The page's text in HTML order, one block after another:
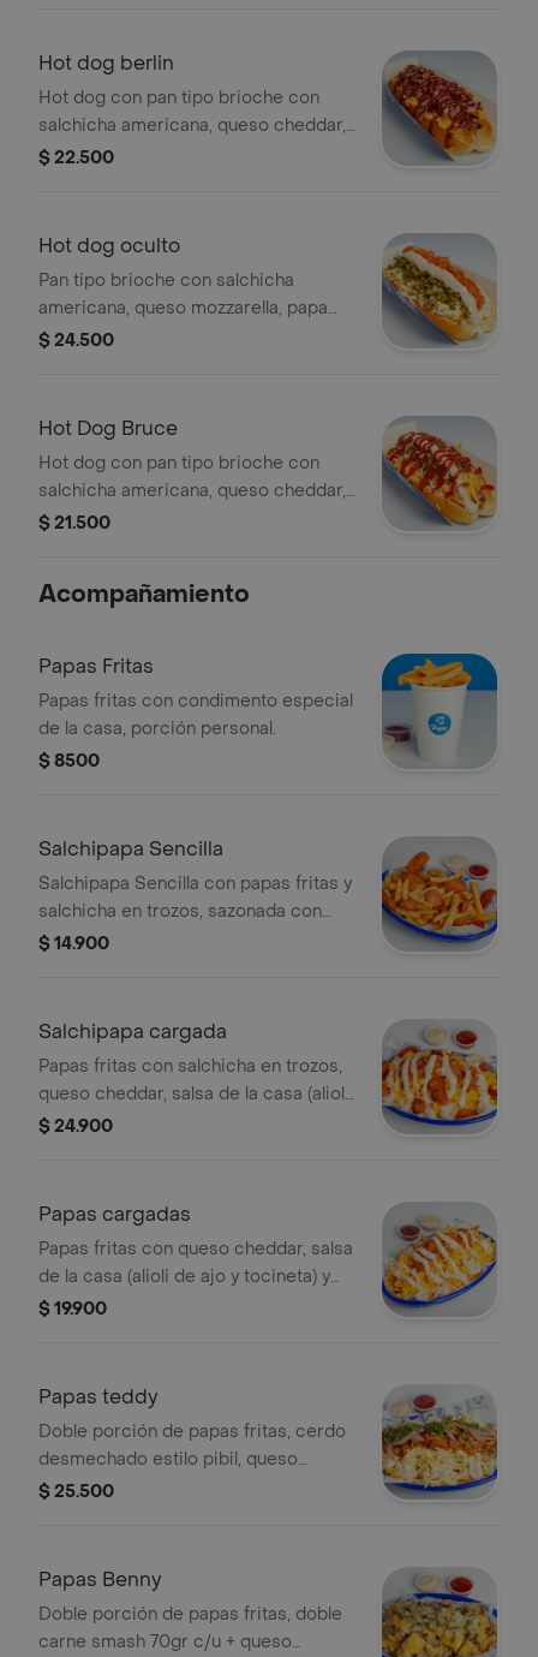
Hot dog berlin
Hot dog con pan tipo brioche con
salchicha americana, queso cheddar,
cebolla caramelizada, tocineta y salsa
$ 22.500
Hot dog oculto
Pan tipo brioche con salchicha
americana, queso mozzarella, papa
ripio, jalapeños, mermelada de
por jalapeños
$ 24.500
Hot Dog Bruce
Hot dog con pan tipo brioche con
salchicha americana, queso cheddar,
papa ripio, pico de gallo, jalapeños,
$ 21.500
Acompañamiento
Papas Fritas
Papas fritas con condimento especial
de la casa, porción personal.
$ 8500
Salchipapa Sencilla
Salchipapa Sencilla con papas fritas y
salchicha en trozos, sazonada con
especias.
$ 14.900
Salchipapa cargada
Papas fritas con salchicha en trozos,
queso cheddar, salsa de la casa (alioli
de ajo y tocineta) y mermelada de
$ 24.900
Papas cargadas
Papas fritas con queso cheddar, salsa
de la casa (alioli de ajo y tocineta) y
mermelada de tocineta.
$ 19.900
Papas teddy
Doble porción de papas fritas, cerdo
desmechado estilo pibil, queso
mozarella, salsa de la casa, cebollas
$ 25.500
Papas Benny
Doble porción de papas fritas, doble
carne smash 70gr c/u + queso